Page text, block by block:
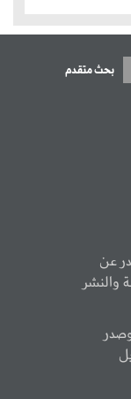
بحث متقدم
عن
والنشر